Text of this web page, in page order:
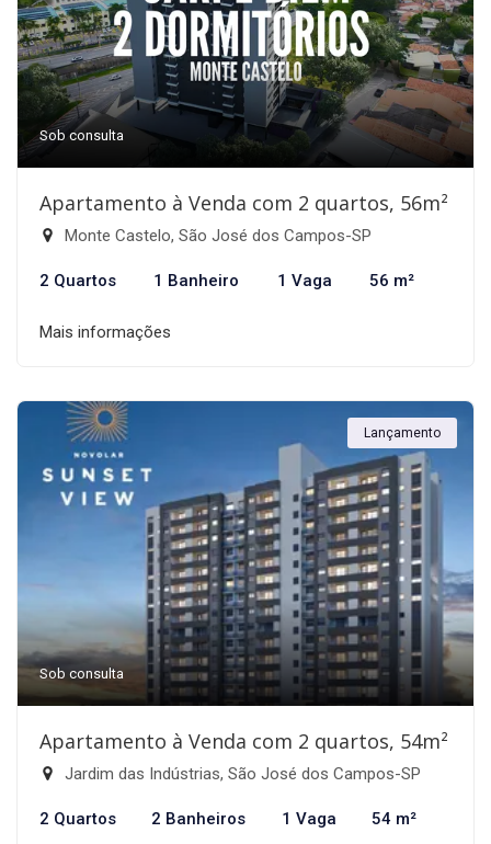
Sob consulta
Apartamento à Venda com 2 quartos, 56m²
Monte Castelo, São José dos Campos-SP
2 Quartos 1 Banheiro 1 Vaga 56 m²
Mais informações
Lançamento
Sob consulta
Apartamento à Venda com 2 quartos, 54m²
Jardim das Indústrias, São José dos Campos-SP
2 Quartos 2 Banheiros 1 Vaga 54 m²